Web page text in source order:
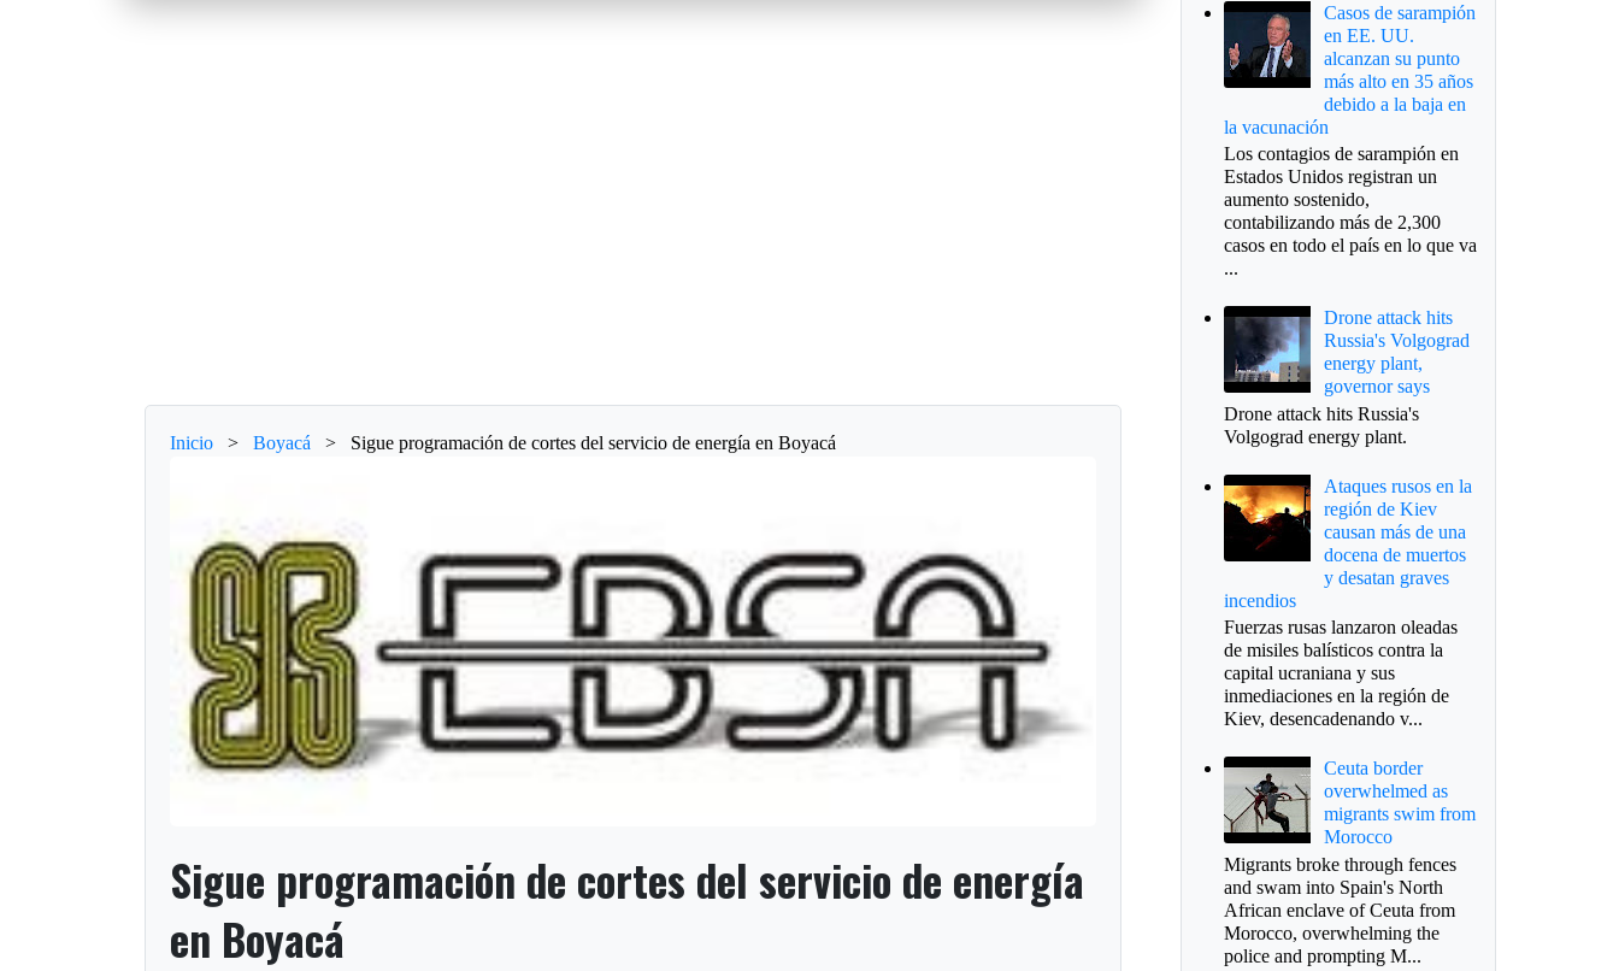
Inicio > Boyacá > Sigue programación de cortes del servicio de energía en Boyacá
Sigue programación de cortes del servicio de energía
en Boyacá
Casos de sarampión
en EE. UU.
alcanzan su punto
más alto en 35 años
debido a la baja en
la vacunación
Los contagios de sarampión en
Estados Unidos registran un
aumento sostenido,
contabilizando más de 2,300
casos en todo el país en lo que va
...
Drone attack hits
Russia's Volgograd
energy plant,
governor says
Drone attack hits Russia's
Volgograd energy plant.
Ataques rusos en la
región de Kiev
causan más de una
docena de muertos
y desatan graves
incendios
Fuerzas rusas lanzaron oleadas
de misiles balísticos contra la
capital ucraniana y sus
inmediaciones en la región de
Kiev, desencadenando v...
Ceuta border
overwhelmed as
migrants swim from
Morocco
Migrants broke through fences
and swam into Spain's North
African enclave of Ceuta from
Morocco, overwhelming the
police and prompting M...